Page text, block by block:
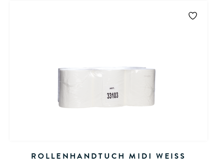
ROLLENHANDTUCH MIDI WEISS